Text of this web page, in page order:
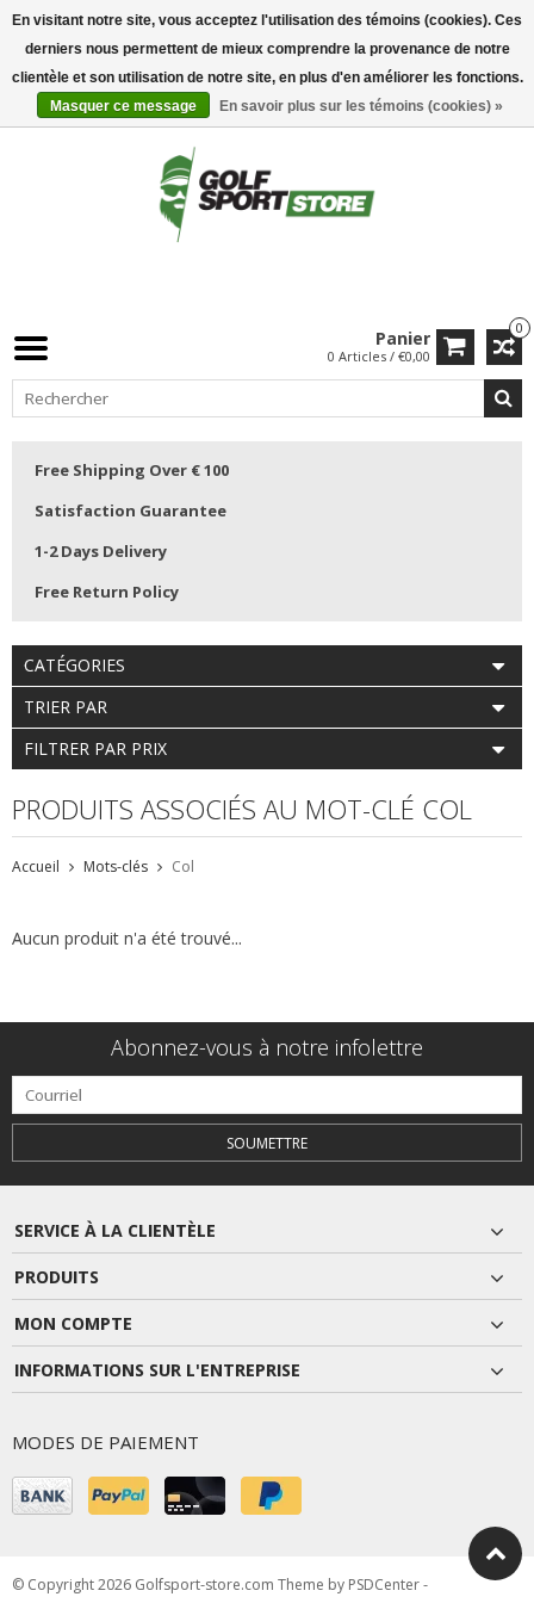
0
Panier
0 Articles / €0,00
Free Shipping Over € 100
Satisfaction Guarantee
1-2 Days Delivery
Free Return Policy
CATÉGORIES
TRIER PAR
FILTRER PAR PRIX
PRODUITS ASSOCIÉS AU MOT-CLÉ COL
Accueil Mots-clés Col
Aucun produit n'a été trouvé...
Abonnez-vous à notre infolettre
SOUMETTRE
SERVICE À LA CLIENTÈLE
PRODUITS
MON COMPTE
INFORMATIONS SUR L'ENTREPRISE
MODES DE PAIEMENT
© Copyright 2026 Golfsport-store.com Theme by PSDCenter-
En visitant notre site, vous acceptez l'utilisation des témoins (cookies). Ces
derniers nous permettent de mieux comprendre la provenance de notre
clientèle et son utilisation de notre site, en plus d'en améliorer les fonctions.
Masquer ce message
En savoir plus sur les témoins (cookies) »